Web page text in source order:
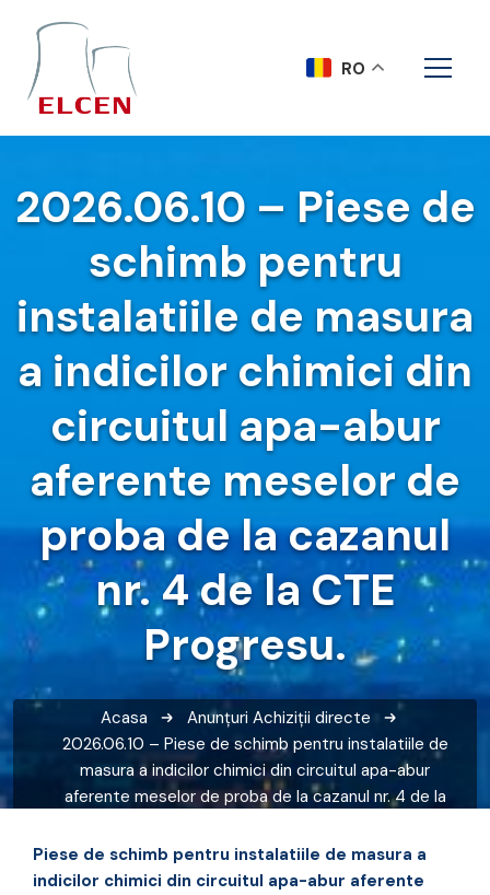
2026.06.10 – Piese de
schimb pentru
instalatiile de masura
a indicilor chimici din
circuitul apa-abur
aferente meselor de
proba de la cazanul
nr. 4 de la CTE
Progresu.
Acasa Anunțuri Achiziții directe
2026.06.10 – Piese de schimb pentru instalatiile de
masura a indicilor chimici din circuitul apa-abur
aferente meselor de proba de la cazanul nr. 4 de la
Piese de schimb pentru instalatiile de masura a
indicilor chimici din circuitul apa-abur aferente
RO